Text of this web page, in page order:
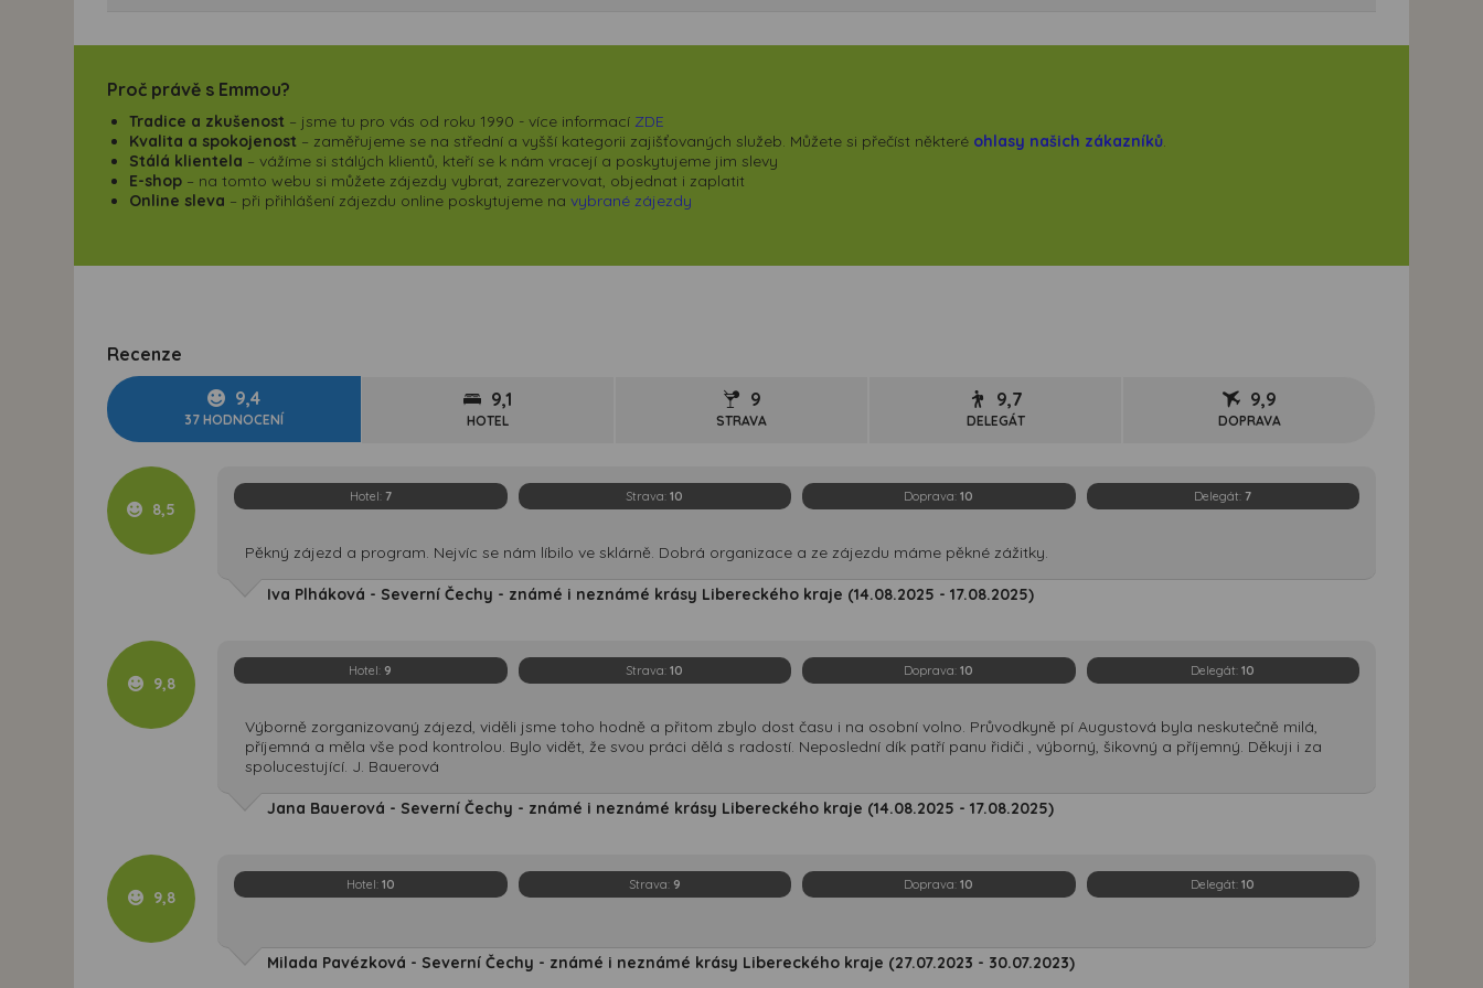
Proč právě s Emmou?
Tradice a zkušenost – jsme tu pro vás od roku 1990 - více informací ZDE
Kvalita a spokojenost – zaměřujeme se na střední a vyšší kategorii zajišťovaných služeb. Můžete si přečíst některé ohlasy našich zákazníků.
Stálá klientela – vážíme si stálých klientů, kteří se k nám vracejí a poskytujeme jim slevy
E-shop – na tomto webu si můžete zájezdy vybrat, zarezervovat, objednat i zaplatit
Online sleva – při přihlášení zájezdu online poskytujeme na vybrané zájezdy
Recenze
9,4
37 HODNOCENÍ
9,1
HOTEL
9
STRAVA
9,7
DELEGÁT
9,9
DOPRAVA
8,5
Hotel: 7 Strava:10 Doprava:10 Delegát:7
Pěkný zájezd a program. Nejvíc se nám líbilo ve sklárně. Dobrá organizace a ze zájezdu máme pěkné zážitky.
Iva Plháková - Severní Čechy - známé i neznámé krásy Libereckého kraje (14.08.2025 - 17.08.2025)
9,8
Hotel: 9 Strava:10 Doprava:10 Delegát:10
Výborně zorganizovaný zájezd, viděli jsme toho hodně a přitom zbylo dost času i na osobní volno. Průvodkyně pí Augustová byla neskutečně milá,
příjemná a měla vše pod kontrolou. Bylo vidět, že svou práci dělá s radostí. Neposlední dík patří panu řidiči , výborný, šikovný a příjemný. Děkuji i za
spolucestující. J. Bauerová
Jana Bauerová - Severní Čechy - známé i neznámé krásy Libereckého kraje (14.08.2025 - 17.08.2025)
9,8
Hotel: 10 Strava: 9 Doprava:10 Delegát:10
Milada Pavézková - Severní Čechy - známé i neznámé krásy Libereckého kraje (27.07.2023 - 30.07.2023)